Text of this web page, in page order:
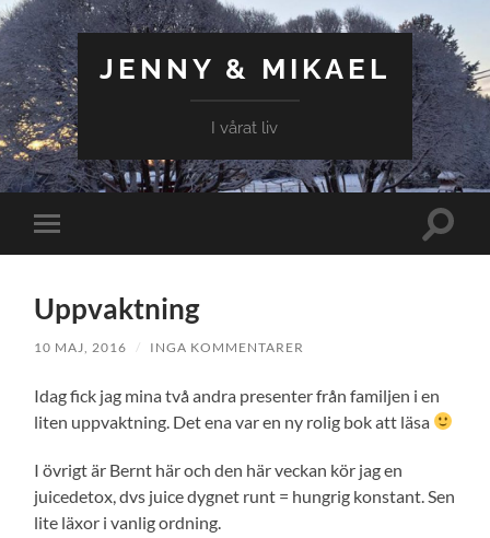
JENNY & MIKAEL
I vårat liv
Slå
på/av
Slå
Uppvaktning
10 MAJ, 2016 / INGA KOMMENTARER
Idag fick jag mina två andra presenter från familjen i en
liten uppvaktning. Det ena var en ny rolig bok att läsa
I övrigt är Bernt här och den här veckan kör jag en
juicedetox, dvs juice dygnet runt = hungrig konstant. Sen
lite läxor i vanlig ordning.